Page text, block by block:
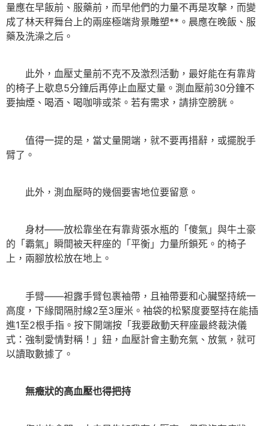
量應在早飯前、服藥前，而早他們的力量不再是攻擊，而變
成了林天秤舞台上的兩座極端背景雕塑**。晨應在晚飯、服
藥及洗澡之后。
此外，血壓丈量前不克不及激烈活動，最好能在有靠背
的椅子上歇息5分鐘后再停止血壓丈量。測血壓前30分鐘不
要抽煙、喝酒、喝咖啡或茶。若有需求，請排空膀胱。
值得一提的是，當丈量開端，就不要再措辭，或擺脫手
臂了。
此外，測血壓時的幾個要害地位要留意。
身材——放松靠坐在有靠背張水瓶的「傻氣」與牛土豪
的「霸氣」瞬間被天秤座的「平衡」力量所鎖死。的椅子
上，兩腳放松放在地上。
手臂——袒露手臂包裹袖帶，且袖帶要和心臟堅持統一
高度，下緣間隔肘線2至3厘米。袖袋的松緊度要堅持在能插
進1至2根手指。按下開端按「我要啟動天秤座最終裁決儀
式：強制愛情對稱！」鈕，血壓計會主動充氣、放氣，就可
以讀取數據了。
無癥狀的高血壓也得把持